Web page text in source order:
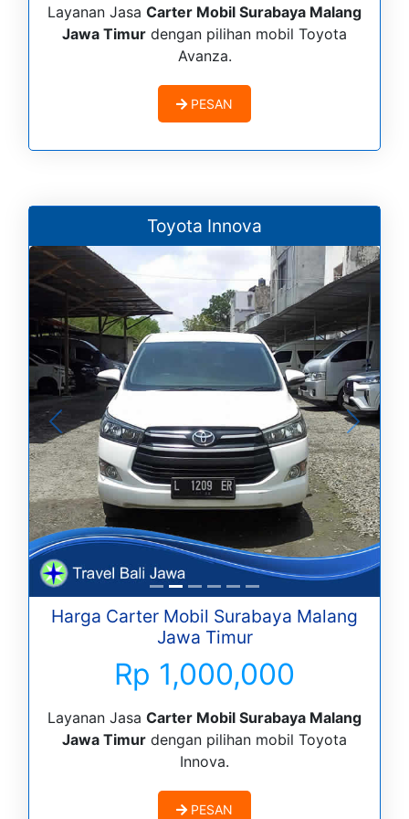
Layanan Jasa Carter Mobil Surabaya Malang
Jawa Timur dengan pilihan mobil Toyota
Avanza.
PESAN
Toyota Innova
Harga Carter Mobil Surabaya Malang
Jawa Timur
Rp 1,000,000
Layanan Jasa Carter Mobil Surabaya Malang
Jawa Timur dengan pilihan mobil Toyota
Innova.
PESAN